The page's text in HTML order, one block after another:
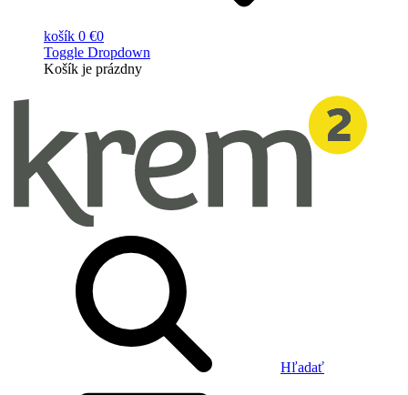
košík 0 €0
Toggle Dropdown
Košík je prázdny
Hľadať